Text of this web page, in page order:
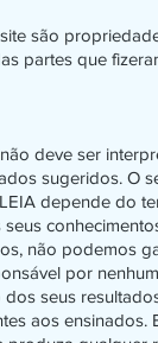
são
partes que
deve ser
sugeridos. O
depende do
não podemos
por
seus
aos